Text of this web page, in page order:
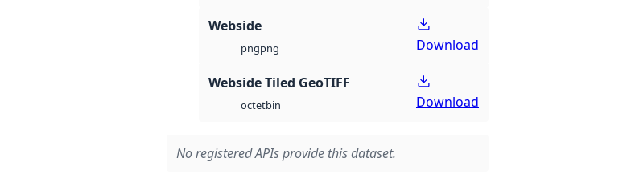
Webside
pngpng Download
Webside Tiled GeoTIFF
octetbin Download
No registered APIs provide this dataset.